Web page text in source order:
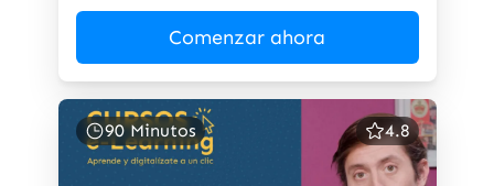
Comenzar ahora
90 Minutos 4.8